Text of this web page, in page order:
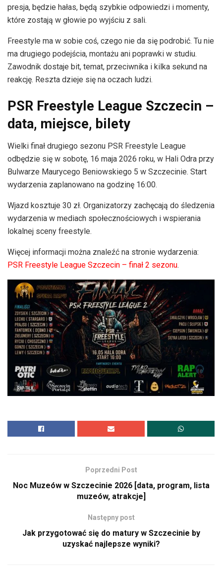
presja, będzie hałas, będą szybkie odpowiedzi i momenty,
które zostają w głowie po wyjściu z sali.
Freestyle ma w sobie coś, czego nie da się podrobić. Tu nie
ma drugiego podejścia, montażu ani poprawki w studiu.
Zawodnik dostaje bit, temat, przeciwnika i kilka sekund na
reakcję. Reszta dzieje się na oczach ludzi.
PSR Freestyle League Szczecin –
data, miejsce, bilety
Wielki finał drugiego sezonu PSR Freestyle League
odbędzie się w sobotę, 16 maja 2026 roku, w Hali Odra przy
Bulwarze Maurycego Beniowskiego 5 w Szczecinie. Start
wydarzenia zaplanowano na godzinę 16:00.
Wjazd kosztuje 30 zł. Organizatorzy zachęcają do śledzenia
wydarzenia w mediach społecznościowych i wspierania
lokalnej sceny freestyle.
Więcej informacji można znaleźć na stronie wydarzenia:
PSR Freestyle League Szczecin – finał 2 sezonu.
Poprzedni Post
Noc Muzeów w Szczecinie 2026 [data, program, lista
muzeów, atrakcje]
Następny post
Jak przygotować się do matury w Szczecinie by
uzyskać najlepsze wyniki?